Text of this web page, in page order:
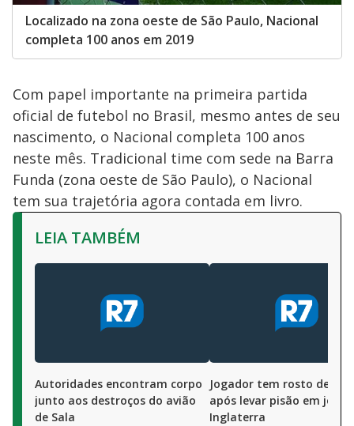
Localizado na zona oeste de São Paulo, Nacional
completa 100 anos em 2019
Com papel importante na primeira partida
oficial de futebol no Brasil, mesmo antes de seu
nascimento, o Nacional completa 100 anos
neste mês. Tradicional time com sede na Barra
Funda (zona oeste de São Paulo), o Nacional
tem sua trajetória agora contada em livro.
LEIA TAMBÉM
Autoridades encontram corpo
junto aos destroços do avião
de Sala
Jogador tem rosto
após levar pisão em jogo
Inglaterra